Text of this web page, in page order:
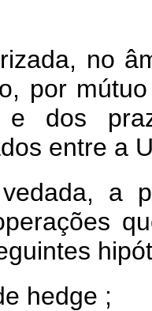
no
por
e dos
entre a
a
hedge ;